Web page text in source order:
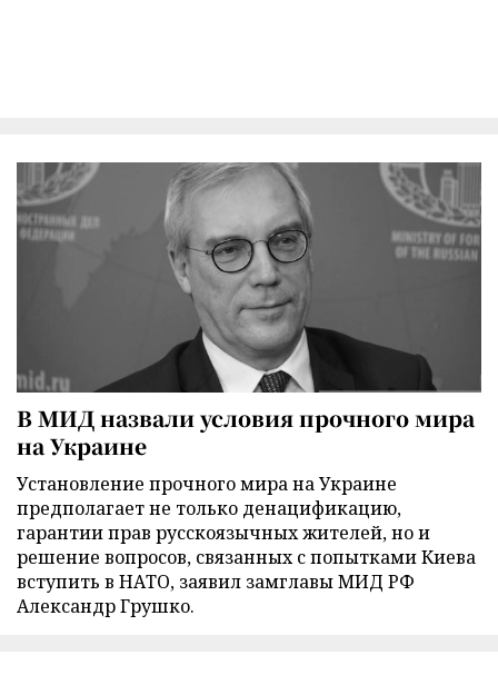
В МИД назвали условия прочного мира
на Украине
Установление прочного мира на Украине
предполагает не только денацификацию,
гарантии прав русскоязычных жителей, но и
решение вопросов, связанных с попытками Киева
вступить в НАТО, заявил замглавы МИД РФ
Александр Грушко.